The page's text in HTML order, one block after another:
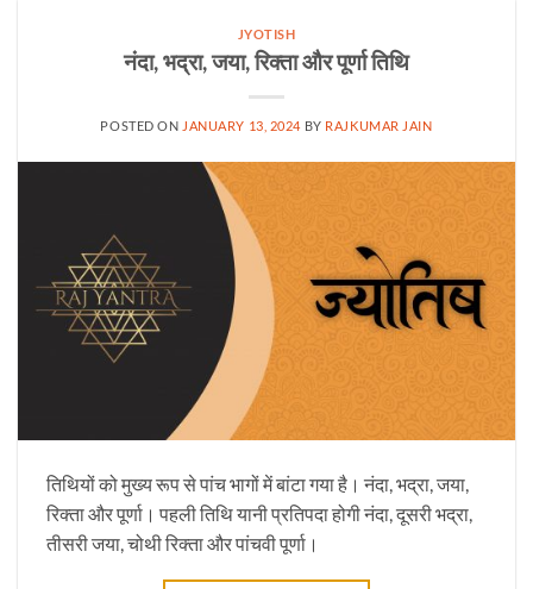
JYOTISH
नंदा, भद्रा, जया, रिक्ता और पूर्णा तिथि
POSTED ON JANUARY 13, 2024 BY RAJKUMAR JAIN
तिथियों को मुख्य रूप से पांच भागों में बांटा गया है। नंदा, भद्रा, जया,
रिक्ता और पूर्णा। पहली तिथि यानी प्रतिपदा होगी नंदा, दूसरी भद्रा,
तीसरी जया, चोथी रिक्ता और पांचवी पूर्णा।